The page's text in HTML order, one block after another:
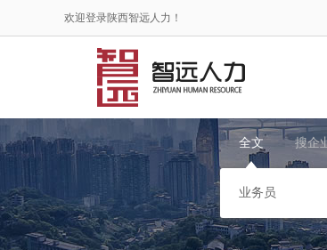
欢迎登录陕西智远人力！
全文 搜企